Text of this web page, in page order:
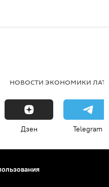
НОВОСТИ ЭКОНОМИКИ
Дзен Telegram